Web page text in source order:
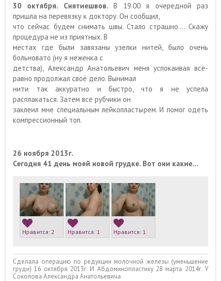
30 октября. Снятиешвов.В 19.00 я очередной раз
пришла на перевязку к доктору. Он сообщил,
что сейчас будем снимать швы. Стало страшно…. Скажу
процедура не из приятных. В
местах где были завязаны узелки нитей, было очень
больновато (ну я неженка с
детства), Александр Анатольевич меня успокаивая всё-
равно продолжал своё дело. Вынимал
нити так аккуратно и быстро, что я не успела
расплакаться. Затем все рубчики он
заклеил мне специальным лейкопластырем. И помог одеть
компрессионный топ.
26 ноября 2013г.
Сегодня 41 день моей новой грудке. Вот они какие…
Нравится: 2 Нравится: 1 Нравится: 1
Сделала операцию по редукции молочной железы (уменьшение
груди) 16 октября 2013г. И Абдоминопластику 28 марта 2014г. У
Соколова Александра Анатольевича